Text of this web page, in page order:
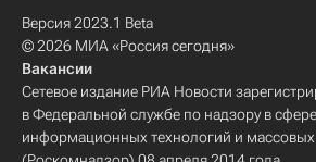
Версия 2023.1 Beta
© 2026 МИА «Россия сегодня»
Вакансии
Сетевое издание РИА Новости
в Федеральной службе по надзору в
информационных технологий и